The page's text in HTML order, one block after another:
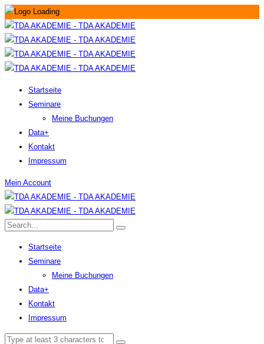
Startseite
Seminare
Meine Buchungen
Data+
Kontakt
Impressum
Mein Account
Startseite
Seminare
Meine Buchungen
Data+
Kontakt
Impressum